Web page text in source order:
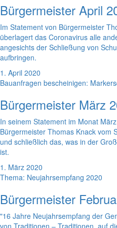
Bürgermeister April
Im Statement von Bürgermeister
überlagert das Coronavirus alle
angesichts der Schließung von
aufbringen.
1. April 2020
Bauanfragen bescheinigen:
Bürgermeister März
In seinem Statement im Monat
Bürgermeister Thomas Knack vom
und schließlich das, was in der
ist.
1. März 2020
Thema: Neujahrsempfang 2020
Bürgermeister
"16 Jahre Neujahrsempfang der
von Traditionen – Traditionen, auf